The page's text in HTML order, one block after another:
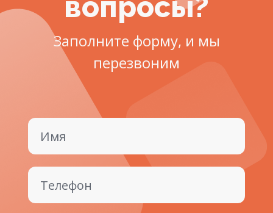
Заполните форму, и мы
перезвоним
Имя
Телефон